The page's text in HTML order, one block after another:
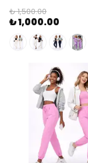
₺ 1,500.00
₺ 1,000.00